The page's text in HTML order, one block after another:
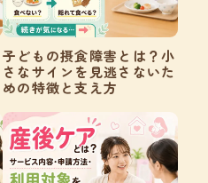
子どもの摂食障害とは？小
さなサインを見逃さないた
めの特徴と支え方